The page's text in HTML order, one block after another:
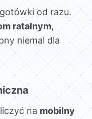
od razu.
ratalnym,
niemal dla
na mobilny